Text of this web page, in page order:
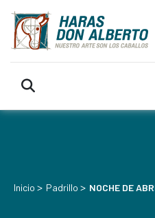
Inicio > Padrillo > NOCHE DE